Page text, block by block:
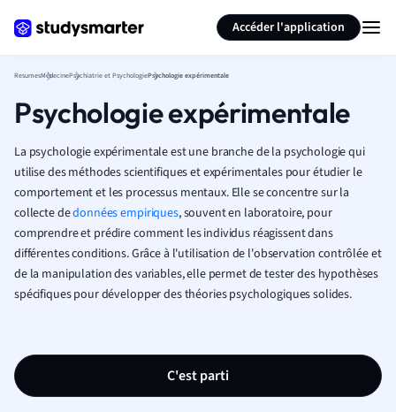
Accéder l'application
ResumesMédecinePsychiatrie et PsychologiePsychologie expérimentale
Psychologie expérimentale
La psychologie expérimentale est une branche de la psychologie qui
utilise des méthodes scientifiques et expérimentales pour étudier le
comportement et les processus mentaux. Elle se concentre sur la
collecte dedonnées empiriques, souvent en laboratoire, pour
comprendre et prédire comment les individus réagissent dans
différentes conditions. Grâce à l'utilisation de l'observation contrôlée et
de la manipulation des variables, elle permet de tester des hypothèses
spécifiques pour développer des théories psychologiques solides.
C'est parti
Résumer la page